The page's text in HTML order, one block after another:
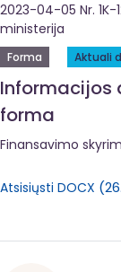
2023-04-05 Nr.
ministerija
Forma Aktuali
Informacijos
forma
Finansavimo
Atsisiųsti DOCX